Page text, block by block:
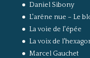
Daniel Sibony
L'arêne nue – Le
La voie de l'épée
La voix de
Marcel Gauchet